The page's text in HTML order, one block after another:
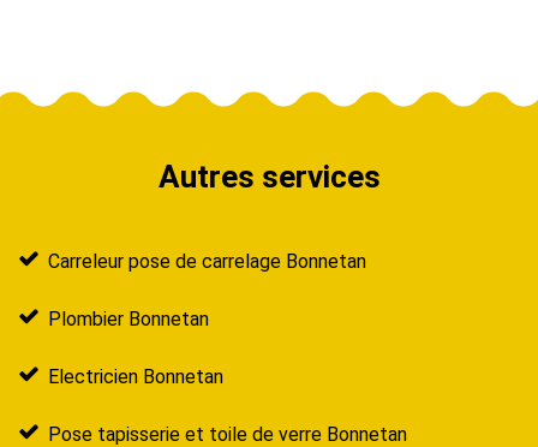
Autres services
Carreleur pose de carrelage Bonnetan
Plombier Bonnetan
Electricien Bonnetan
Pose tapisserie et toile de verre Bonnetan